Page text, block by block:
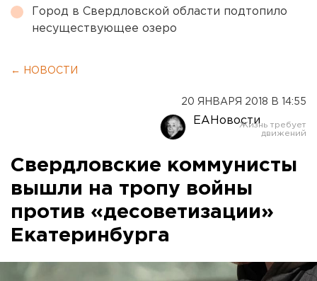
Город в Свердловской области подтопило
несуществующее озеро
← НОВОСТИ
20 ЯНВАРЯ 2018 В 14:55
ЕАНовости
Свердловские коммунисты
вышли на тропу войны
против «десоветизации»
Екатеринбурга